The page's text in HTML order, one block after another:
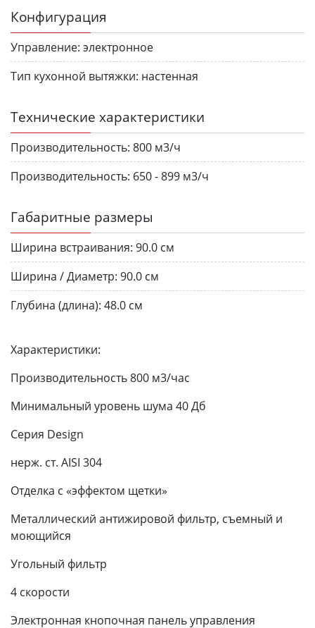
Конфигурация
Управление: электронное
Тип кухонной вытяжки: настенная
Технические характеристики
Производительность: 800 м3/ч
Производительность: 650 - 899 м3/ч
Габаритные размеры
Ширина встраивания: 90.0 см
Ширина / Диаметр: 90.0 см
Глубина (длина): 48.0 см
Характеристики:
Производительность 800 м3/час
Минимальный уровень шума 40 Дб
Серия Design
нерж. ст. AISI 304
Отделка с «эффектом щетки»
Металлический антижировой фильтр, съемный и
моющийся
Угольный фильтр
4 скорости
Электронная кнопочная панель управления